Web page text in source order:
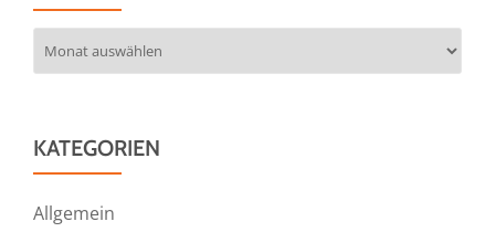
KATEGORIEN
Allgemein